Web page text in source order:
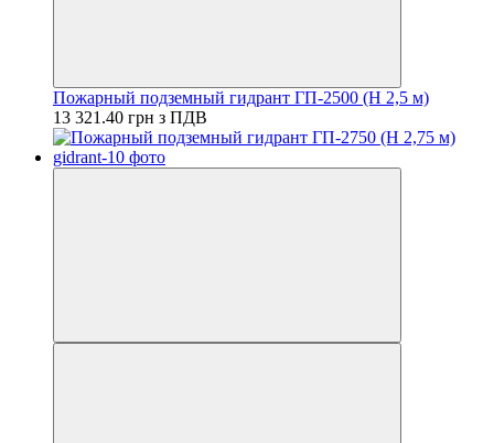
Пожарный подземный гидрант ГП-2500 (H 2,5 м)
13 321.40 грн з ПДВ